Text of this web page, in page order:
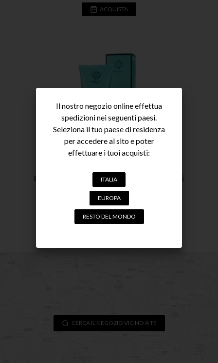
ACQUISTA
LATTE DOPO SOLE CORPO COCCO, ARGAN E
KARITÈ
SOLARI
18,90€
CERCA IL NEGOZIO VICINO A TE
Il nostro negozio online effettua
spedizioni nei seguenti paesi.
Seleziona il tuo paese di residenza
per accedere al sito e poter
effettuare i tuoi acquisti:
ITALIA
EUROPA
RESTO DEL MONDO